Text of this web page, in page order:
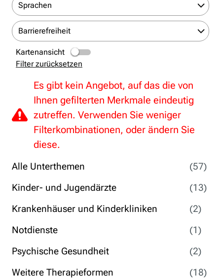
Alle Unterthemen
(57)
Kinder- und Jugendärzte
(13)
Krankenhäuser und Kinderkliniken
(2)
Notdienste
(1)
Psychische Gesundheit
(2)
Weitere Therapieformen
(18)
Sprachen
Barrierefreiheit
Kartenansicht
Filter zurücksetzen
Es gibt kein Angebot, auf das die von
Ihnen gefilterten Merkmale eindeutig
zutreffen. Verwenden Sie weniger
Filterkombinationen, oder ändern Sie
diese.